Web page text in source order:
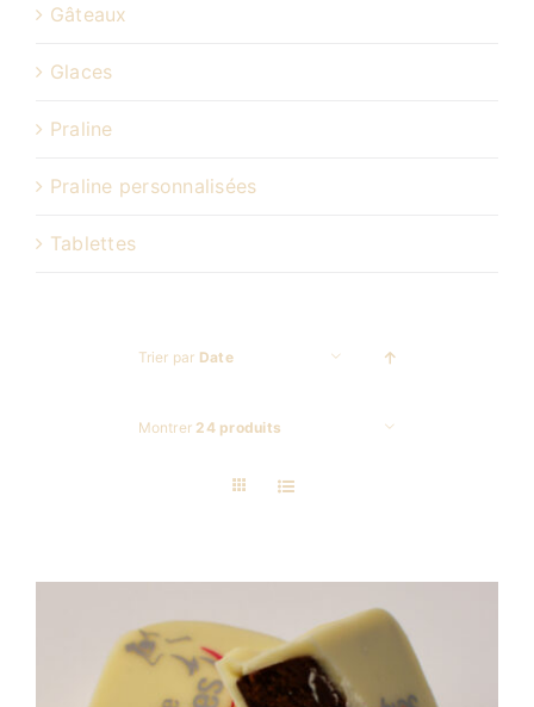
Gâteaux
Glaces
Praline
Praline personnalisées
Tablettes
Trier par Date
Montrer 24 produits